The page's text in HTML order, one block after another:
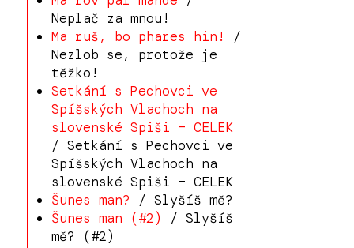
Neplač za mnou!
Ma ruš, bo phares hin!
/
Nezlob se, protože je
těžko!
Setkání s Pechovci ve
Spíšských Vlachoch na
slovenské Spiši – CELEK
/ Setkání s Pechovci ve
Spíšských Vlachoch na
slovenské Spiši – CELEK
Šunes man? / Slyšíš mě?
Šunes man (#2)
/ Slyšíš
mě? (#2)